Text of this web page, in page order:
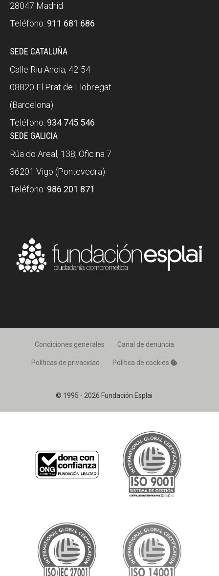
28047 Madrid
Teléfono: 911 681 686
SEDE CATALUÑA
Calle Riu Anoia, 42-54
08820 El Prat de Llobregat
(Barcelona)
Teléfono: 934 745 546
SEDE GALICIA
Rúa do Areal, 138, Oficina 7
36201 Vigo (Pontevedra)
Teléfono: 986 201 871
© 1995 - 2026 Fundación Esplai
Condiciones generales Canal de denuncia
Políticas de privacidad Política de cookies